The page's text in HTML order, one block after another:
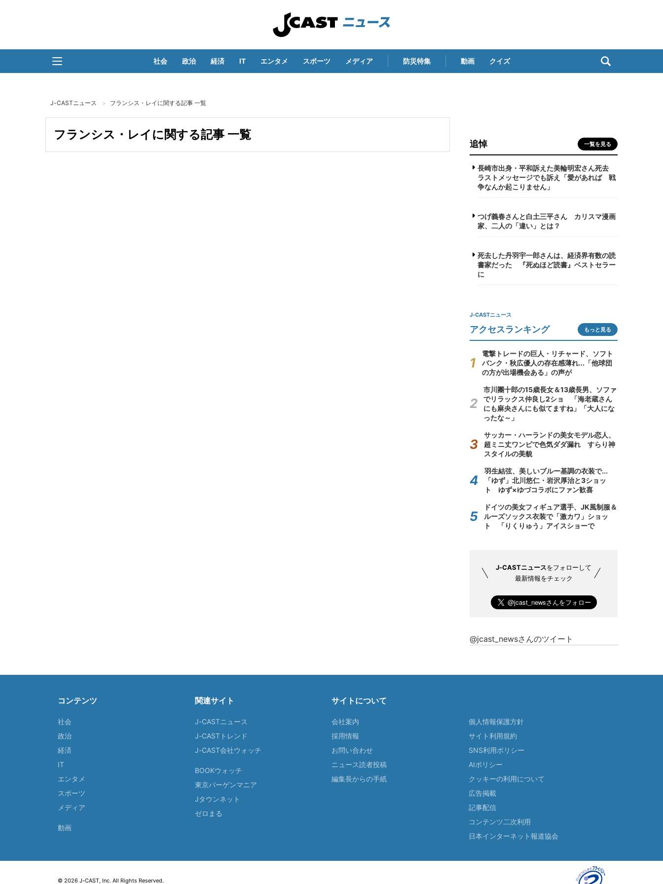
社会 政治 経済 IT エンタメ スポーツ メディア 防災特集 動画 クイズ
J-CASTニュース フランシス・レイに関する記事 一覧
フランシス・レイに関する記事 一覧
追悼 一覧を見る
長崎市出身・平和訴えた美輪明宏さん死去
ラストメッセージでも訴え「愛があれば 戦
争なんか起こりません」
つげ義春さんと白土三平さん カリスマ漫画
家、二人の「違い」とは？
死去した丹羽宇一郎さんは、経済界有数の読
書家だった 『死ぬほど読書』ベストセラー
に
J-CASTニュース
アクセスランキング もっと見る
電撃トレードの巨人・リチャード、ソフト
バンク・秋広優人の存在感薄れ...「他球団
の方が出場機会ある」の声が
市川團十郎の15歳長女＆13歳長男、ソファ
でリラックス仲良し2ショ 「海老蔵さん
にも麻央さんにも似てますね」「大人にな
ったな～」
サッカー・ハーランドの美女モデル恋人、
超ミニ丈ワンピで色気ダダ漏れ すらり神
スタイルの美貌
羽生結弦、美しいブルー基調の衣装で...
「ゆず」北川悠仁・岩沢厚治と3ショッ
ト ゆず×ゆづコラボにファン歓喜
ドイツの美女フィギュア選手、JK風制服＆
ルーズソックス衣装で「激カワ」ショッ
ト 「りくりゅう」アイスショーで
J-CASTニュースをフォローして
最新情報をチェック
@jcast_newsさんのツイート
コンテンツ
社会
政治
経済
IT
エンタメ
スポーツ
メディア
動画
関連サイト
J-CASTニュース
J-CASTトレンド
J-CAST会社ウォッチ
BOOKウォッチ
東京バーゲンマニア
Jタウンネット
ゼロまる
サイトについて
会社案内
採用情報
お問い合わせ
ニュース読者投稿
編集長からの手紙
個人情報保護方針
サイト利用規約
SNS利用ポリシー
AIポリシー
クッキーの利用について
広告掲載
記事配信
コンテンツ二次利用
日本インターネット報道協会
© 2026 J-CAST, Inc. All Rights Reserved.